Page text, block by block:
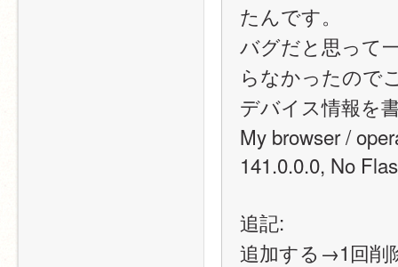
たんです。
バグだと思って
らなかったので
デバイス情報を
My browser /
141.0.0.0, No
追記:
追加する→1回削